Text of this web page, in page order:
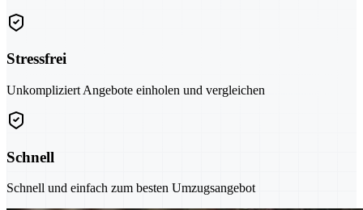
Stressfrei
Unkompliziert Angebote einholen und vergleichen
Schnell
Schnell und einfach zum besten Umzugsangebot